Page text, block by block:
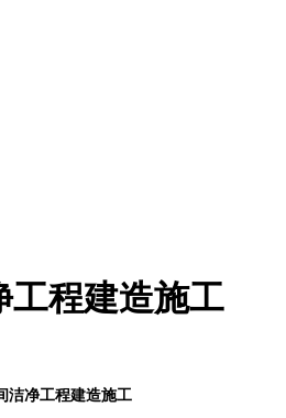
工程建造施工
洁净工程建造施工